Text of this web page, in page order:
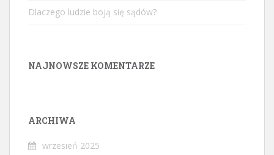
Dlaczego ludzie boją się sądów?
NAJNOWSZE KOMENTARZE
ARCHIWA
wrzesień 2025